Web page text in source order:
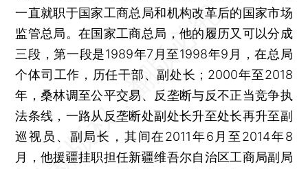
一直就职于国家工商总局和机构改革后的国家市场
监管总局。在国家工商总局，他的履历又可以分成
三段，第一段是1989年7月至1998年9月，在总局
个体司工作，历任干部、副处长；2000年至2018
年，桑林调至公平交易、反垄断与反不正当竞争执
法条线，一路从反垄断处副处长升至处长再升至副
巡视员、副局长，其间在2011年6月至2014年8
月，他援疆挂职担任新疆维吾尔自治区工商局副局